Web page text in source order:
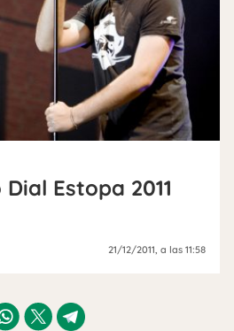
Estopa 2011
21/12/2011 , a las 11:58